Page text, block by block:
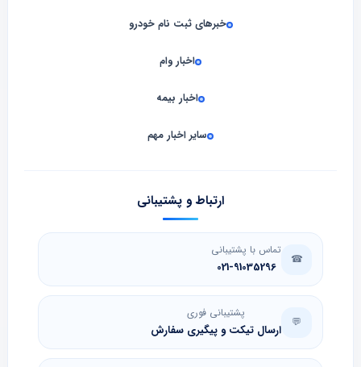
خبرهای ثبت نام خودرو
اخبار وام
اخبار بیمه
سایر اخبار مهم
ارتباط و پشتیبانی
☎
تماس با پشتیبانی
021-91035296
💬
پشتیبانی فوری
ارسال تیکت و پیگیری سفارش